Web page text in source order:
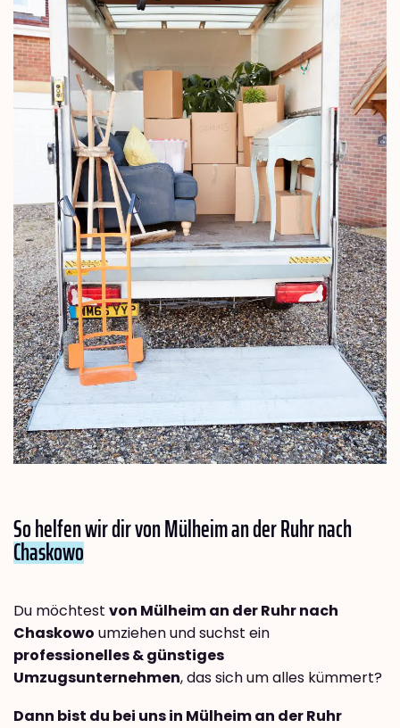
So helfen wir dir von Mülheim an der Ruhr nach
Chaskowo
Du möchtest von Mülheim an der Ruhr nach
Chaskowo umziehen und suchst ein
professionelles & günstiges
Umzugsunternehmen, das sich um alles kümmert?
Dann bist du bei uns in Mülheim an der Ruhr